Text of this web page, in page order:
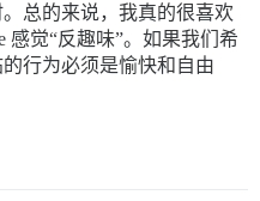
总的来说，我真的很喜欢
感觉“反趣味”。如果我们希
行为必须是愉快和自由